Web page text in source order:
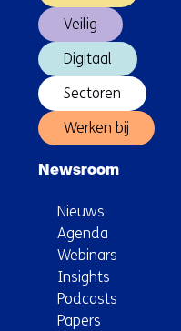
Veilig
Digitaal
Sectoren
Werken bij
Newsroom
Nieuws
Agenda
Webinars
Insights
Podcasts
Papers